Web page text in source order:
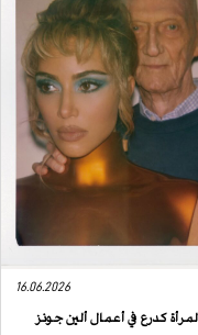
16.06.2026
كدرع في أعمال ألين جونز